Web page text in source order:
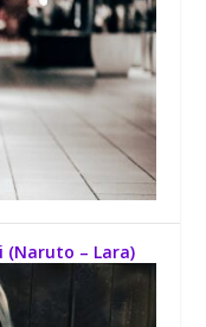
(Naruto – Lara)